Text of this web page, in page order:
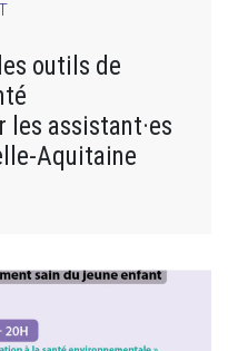
outils de
les assistant·es
Aquitaine